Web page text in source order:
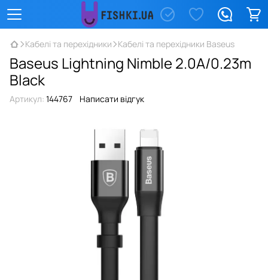
Кабелі та перехідники Кабелі та перехідники Baseus
Baseus Lightning Nimble 2.0A/0.23m
Black
Артикул: 144767 Написати відгук